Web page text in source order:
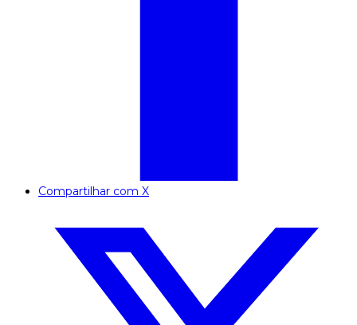
Compartilhar com X